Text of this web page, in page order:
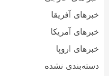
خبرهای آفریقا
خبرهای آمریکا
خبرهای اروپا
دسته‌بندی نشده